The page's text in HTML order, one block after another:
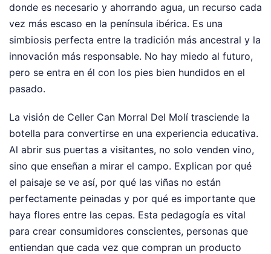
donde es necesario y ahorrando agua, un recurso cada
vez más escaso en la península ibérica. Es una
simbiosis perfecta entre la tradición más ancestral y la
innovación más responsable. No hay miedo al futuro,
pero se entra en él con los pies bien hundidos en el
pasado.
La visión de Celler Can Morral Del Molí trasciende la
botella para convertirse en una experiencia educativa.
Al abrir sus puertas a visitantes, no solo venden vino,
sino que enseñan a mirar el campo. Explican por qué
el paisaje se ve así, por qué las viñas no están
perfectamente peinadas y por qué es importante que
haya flores entre las cepas. Esta pedagogía es vital
para crear consumidores conscientes, personas que
entiendan que cada vez que compran un producto